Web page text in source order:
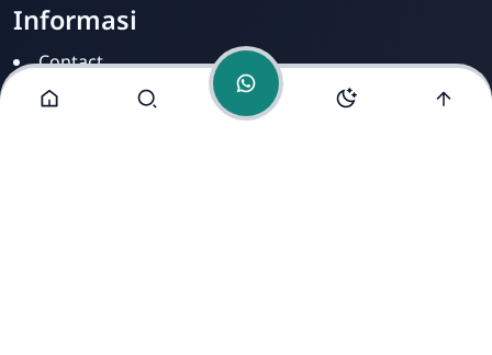
Informasi
Contact
Disclamer